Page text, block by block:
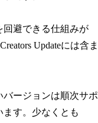
回避できる仕組みが
Updateには含ま
バージョンは順次サポ
す。少なくとも